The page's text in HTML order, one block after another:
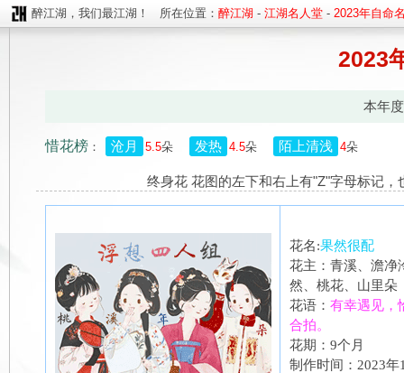
醉江湖，我们最江湖！ 所在位置： 醉江湖 - 江湖名人堂 - 2023年自命
2023
本年
惜花榜 ： 沧月 5.5朵 发热 4.5朵 陌上清浅 4朵
终身花 花图的左下和右上有"Z"字母标记，
花名:果然很配
花主：青溪、澹净
然、桃花、山里朵
花语： 有幸遇见，
合拍。
花期：9个月
制作时间：2023年